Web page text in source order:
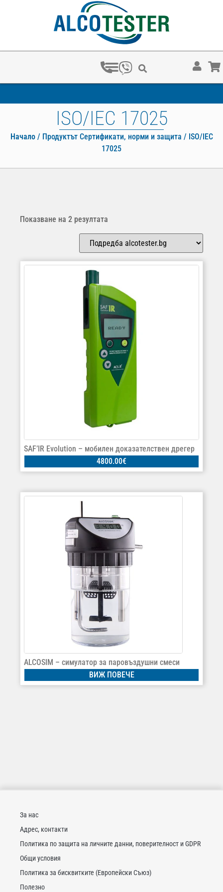
С КОЛКО ‰ ОСТАВАШ БЕЗ КОЛА?
ISO/IEC 17025
Начало/ Продуктът Сертификати, норми и защита / ISO/IEC
17025
Показване на 2 резултата
SAF’IR Evolution – мобилен доказателствен дрегер
4800.00€
ALCOSIM – симулатор за паровъздушни смеси
ВИЖ ПОВЕЧЕ
За нас
Адрес, контакти
Политика по защита на личните данни, поверителност и GDPR
Общи условия
Политика за бисквитките (Европейски Съюз)
Полезно